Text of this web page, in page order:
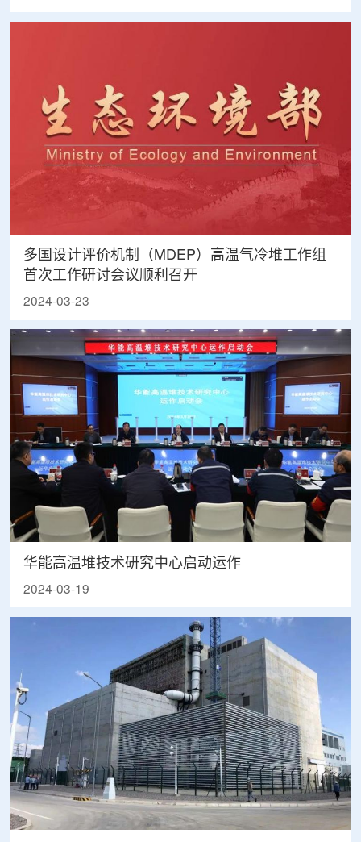
多国设计评价机制（MDEP）高温气冷堆工作组
首次工作研讨会议顺利召开
2024-03-23
华能高温堆技术研究中心启动运作
2024-03-19